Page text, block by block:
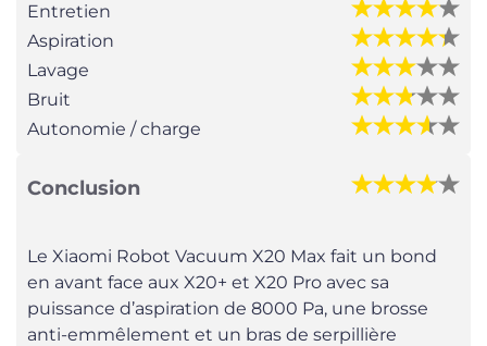
Entretien
Aspiration
Lavage
Bruit
Autonomie / charge
Conclusion
Le Xiaomi Robot Vacuum X20 Max fait un bond
en avant face aux X20+ et X20 Pro avec sa
puissance d’aspiration de 8000 Pa, une brosse
anti-emmêlement et un bras de serpillière